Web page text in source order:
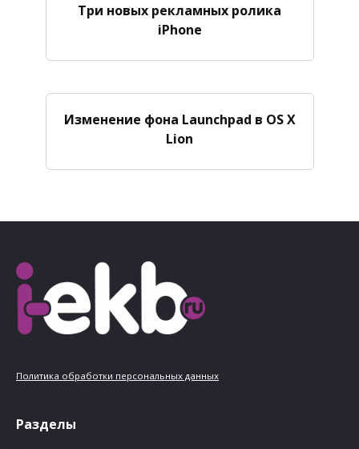
Три новых рекламных ролика
iPhone
Изменение фона Launchpad в OS X
Lion
Политика обработки персональных данных
Разделы